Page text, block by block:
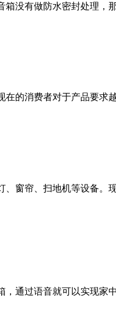
没有做防水密封处理
的消费者对于产品要
窗帘、扫地机等设备
通过语音就可以实现家